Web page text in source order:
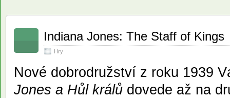
Indiana Jones: The Staff of Kings
Hry
Nové dobrodružství z roku 1939
Jones a Hůl králů dovede až na